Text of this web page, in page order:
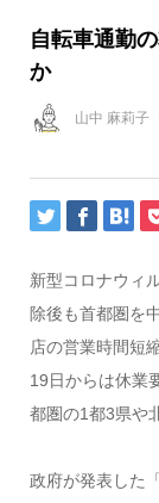
自転車通勤
か
山中 麻莉子
新型コロナウィ
除後も首都圏を
店の営業時間短
19日からは休業
都圏の1都3県や
政府が発表した